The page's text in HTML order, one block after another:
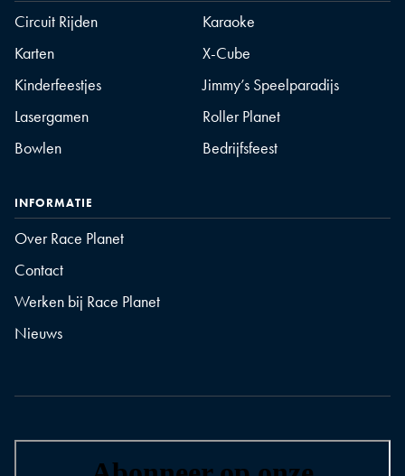
Circuit Rijden
Karaoke
Karten
X-Cube
Kinderfeestjes
Jimmy’s Speelparadijs
Lasergamen
Roller Planet
Bowlen
Bedrijfsfeest
INFORMATIE
Over Race Planet
Contact
Werken bij Race Planet
Nieuws